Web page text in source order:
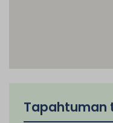
Tapahtuman